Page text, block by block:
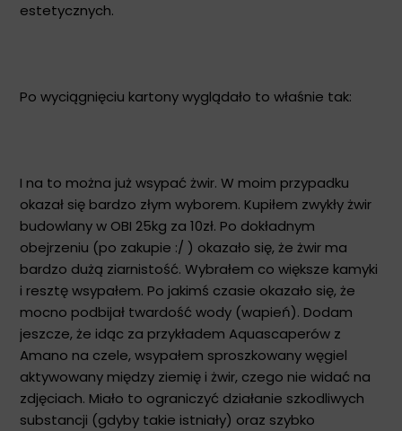
estetycznych.
Po wyciągnięciu kartony wyglądało to właśnie tak:
I na to można już wsypać żwir. W moim przypadku
okazał się bardzo złym wyborem. Kupiłem zwykły żwir
budowlany w OBI 25kg za 10zł. Po dokładnym
obejrzeniu (po zakupie :/ ) okazało się, że żwir ma
bardzo dużą ziarnistość. Wybrałem co większe kamyki
i resztę wsypałem. Po jakimś czasie okazało się, że
mocno podbijał twardość wody (wapień). Dodam
jeszcze, że idąc za przykładem Aquascaperów z
Amano na czele, wsypałem sproszkowany węgiel
aktywowany między ziemię i żwir, czego nie widać na
zdjęciach. Miało to ograniczyć działanie szkodliwych
substancji (gdyby takie istniały) oraz szybko